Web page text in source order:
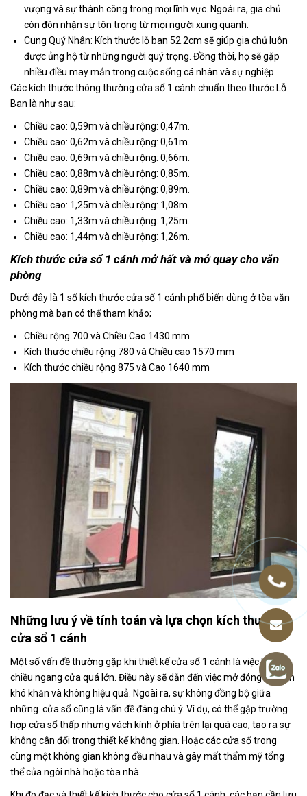
vượng và sự thành công trong mọi lĩnh vực. Ngoài ra, gia chủ
còn đón nhận sự tôn trọng từ mọi người xung quanh.
Cung Quý Nhân: Kích thước lỗ ban 52.2cm sẽ giúp gia chủ luôn
được ủng hộ từ những người quý trọng. Đồng thời, họ sẽ gặp
nhiều điều may mắn trong cuộc sống cá nhân và sự nghiệp.
Các kích thước thông thường cửa sổ 1 cánh chuẩn theo thước Lỗ
Ban là như sau:
Chiều cao: 0,59m và chiều rộng: 0,47m.
Chiều cao: 0,62m và chiều rộng: 0,61m.
Chiều cao: 0,69m và chiều rộng: 0,66m.
Chiều cao: 0,88m và chiều rộng: 0,85m.
Chiều cao: 0,89m và chiều rộng: 0,89m.
Chiều cao: 1,25m và chiều rộng: 1,08m.
Chiều cao: 1,33m và chiều rộng: 1,25m.
Chiều cao: 1,44m và chiều rộng: 1,26m.
Kích thước cửa sổ 1 cánh mở hất và mở quay cho văn
phòng
Dưới đây là 1 số kích thước cửa sổ 1 cánh phổ biến dùng ở tòa văn
phòng mà bạn có thể tham khảo;
Chiều rộng 700 và Chiều Cao 1430 mm
Kích thước chiều rộng 780 và Chiều cao 1570 mm
Kích thước chiều rộng 875 và Cao 1640 mm
Những lưu ý về tính toán và lựa chọn kích thước
cửa sổ 1 cánh
Một số vấn đề thường gặp khi thiết kế cửa sổ 1 cánh là việc làm
chiều ngang cửa quá lớn. Điều này sẽ dẫn đến việc mở đóng trở nên
khó khăn và không hiệu quả. Ngoài ra, sự không đồng bộ giữa
những cửa sổ cũng là vấn đề đáng chú ý. Ví dụ, có thể gặp trường
hợp cửa sổ thấp nhưng vách kính ở phía trên lại quá cao, tạo ra sự
không cân đối trong thiết kế không gian. Hoặc các cửa sổ trong
cùng một không gian không đều nhau và gây mất thẩm mỹ tổng
thể của ngôi nhà hoặc tòa nhà.